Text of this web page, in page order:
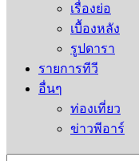
เรื่องย่อ
เบื้องหลัง
รูปดารา
รายการทีวี
อื่นๆ
ท่องเที่ยว
ข่าวพีอาร์